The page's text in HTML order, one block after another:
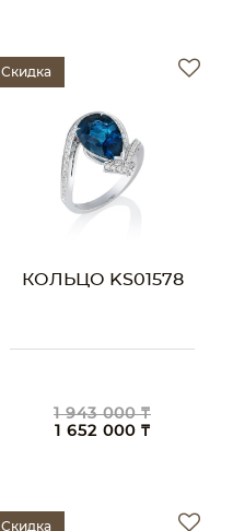
Скидка
КОЛЬЦО KS01578
1 943 000 ₸
1 652 000 ₸
Скидка